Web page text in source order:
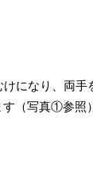
になり、両手
（写真①参照